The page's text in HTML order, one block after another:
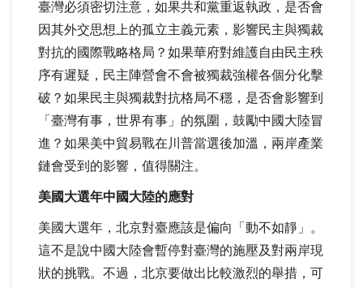
臺灣必須密切注意，如果共和黨重返執政，是否會
因其外交思想上的孤立主義元素，影響民主與獨裁
對抗的國際戰略格局？如果華府對維護自由民主秩
序有遲疑，民主陣營會不會被獨裁強權各個分化擊
破？如果民主與獨裁對抗格局不穩，是否會影響到
「臺灣有事，世界有事」的氛圍，鼓勵中國大陸冒
進？如果美中貿易戰在川普當選後加溫，兩岸產業
鏈會受到的影響，值得關注。
美國大選年中國大陸的應對
美國大選年，北京對臺應該是偏向「動不如靜」。
這不是說中國大陸會暫停對臺灣的施壓及對兩岸現
狀的挑戰。不過，北京要做出比較激烈的舉措，可